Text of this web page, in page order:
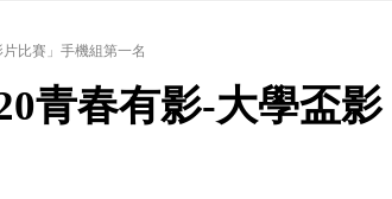
體舊建築再利用提案
嶄露頭角
國賽勇奪佳績
航
比賽」手機組第一名
青春有影-大學盃影